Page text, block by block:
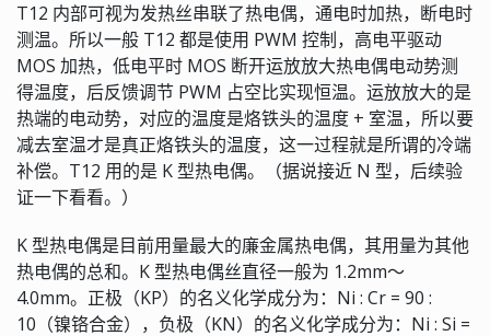
T12 内部可视为发热丝串联了热电偶，通电时加热，断电时
测温。所以一般 T12 都是使用 PWM 控制，高电平驱动
MOS 加热，低电平时 MOS 断开运放放大热电偶电动势测
得温度，后反馈调节 PWM 占空比实现恒温。运放放大的是
热端的电动势，对应的温度是烙铁头的温度 + 室温，所以要
减去室温才是真正烙铁头的温度，这一过程就是所谓的冷端
补偿。T12 用的是 K 型热电偶。（据说接近 N 型，后续验
证一下看看。）
K 型热电偶是目前用量最大的廉金属热电偶，其用量为其他
热电偶的总和。K 型热电偶丝直径一般为 1.2mm～
4.0mm。正极（KP）的名义化学成分为：Ni : Cr = 90 :
10（镍铬合金），负极（KN）的名义化学成分为：Ni : Si =